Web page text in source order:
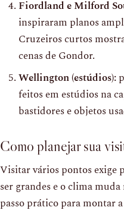
Fiordland e Milford
inspiraram planos
Cruzeiros curtos
cenas de Gondor.
Wellington (estúdios):
feitos em estúdios na
bastidores e objetos
Como planejar sua
Visitar vários pontos exige
ser grandes e o clima
passo prático para montar